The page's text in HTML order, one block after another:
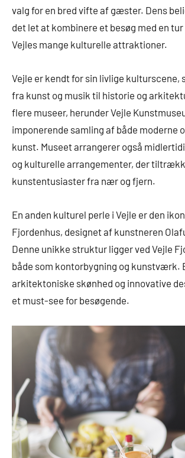
valg for en bred vifte af gæster. Dens
det let at kombinere et besøg med en
Vejles mange kulturelle attraktioner.
Vejle er kendt for sin livlige kulturscene,
fra kunst og musik til historie og
flere museer, herunder Vejle
imponerende samling af både moderne
kunst. Museet arrangerer også
og kulturelle arrangementer, der
kunstentusiaster fra nær og fjern.
En anden kulturel perle i Vejle er den
Fjordenhus, designet af kunstneren
Denne unikke struktur ligger ved Vejle
både som kontorbygning og kunstværk.
arkitektoniske skønhed og innovative
et must-see for besøgende.